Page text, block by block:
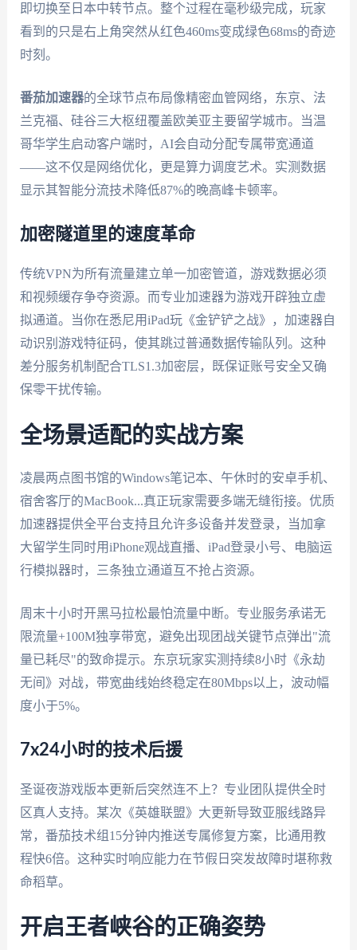
即切换至日本中转节点。整个过程在毫秒级完成，玩家
看到的只是右上角突然从红色460ms变成绿色68ms的奇迹
时刻。
番茄加速器的全球节点布局像精密血管网络，东京、法
兰克福、硅谷三大枢纽覆盖欧美亚主要留学城市。当温
哥华学生启动客户端时，AI会自动分配专属带宽通道
——这不仅是网络优化，更是算力调度艺术。实测数据
显示其智能分流技术降低87%的晚高峰卡顿率。
加密隧道里的速度革命
传统VPN为所有流量建立单一加密管道，游戏数据必须
和视频缓存争夺资源。而专业加速器为游戏开辟独立虚
拟通道。当你在悉尼用iPad玩《金铲铲之战》，加速器自
动识别游戏特征码，使其跳过普通数据传输队列。这种
差分服务机制配合TLS1.3加密层，既保证账号安全又确
保零干扰传输。
全场景适配的实战方案
凌晨两点图书馆的Windows笔记本、午休时的安卓手机、
宿舍客厅的MacBook...真正玩家需要多端无缝衔接。优质
加速器提供全平台支持且允许多设备并发登录，当加拿
大留学生同时用iPhone观战直播、iPad登录小号、电脑运
行模拟器时，三条独立通道互不抢占资源。
周末十小时开黑马拉松最怕流量中断。专业服务承诺无
限流量+100M独享带宽，避免出现团战关键节点弹出"流
量已耗尽"的致命提示。东京玩家实测持续8小时《永劫
无间》对战，带宽曲线始终稳定在80Mbps以上，波动幅
度小于5%。
7x24小时的技术后援
圣诞夜游戏版本更新后突然连不上？专业团队提供全时
区真人支持。某次《英雄联盟》大更新导致亚服线路异
常，番茄技术组15分钟内推送专属修复方案，比通用教
程快6倍。这种实时响应能力在节假日突发故障时堪称救
命稻草。
开启王者峡谷的正确姿势